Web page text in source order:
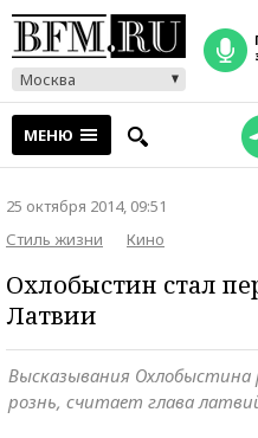
Москва
МЕНЮ
25 октября 2014, 09:51
Стиль жизни
Кино
Охлобыстин стал
Латвии
Высказывания
рознь, считает глава